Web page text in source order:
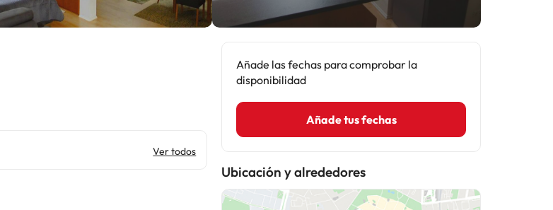
Ver todos
Añade las fechas para comprobar la
disponibilidad
Añade tus fechas
Ubicación y alrededores